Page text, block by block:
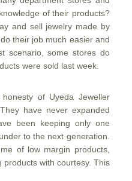
of their products?
and sell jewelry made by
their job much easier and
scenario, some stores do
were sold last week.
of Uyeda Jeweller
have never expanded
been keeping only one
to the next generation.
of low margin products,
with courtesy. This